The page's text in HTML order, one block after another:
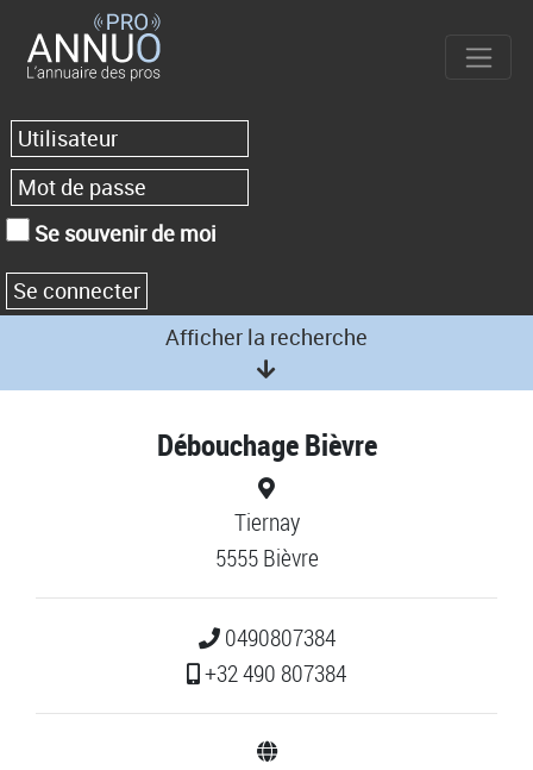
Se souvenir de moi
Afficher la recherche
Débouchage Bièvre
Tiernay
5555 Bièvre
0490807384
+32 490 807384